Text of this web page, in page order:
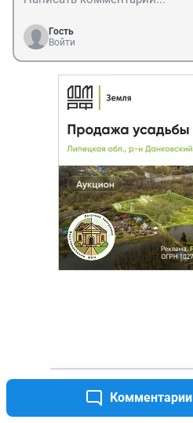
Комментарии
Гость
Войти
Новости СМИ2